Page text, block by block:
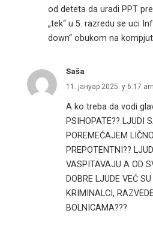
od deteta da uradi PPT
„tek“ u 5. razredu se uci
down“ obukom na
Saša
11. јануар 2025. у 6:17 am
A ko treba da vodi
PSIHOPATE?? LJUDI
POREMEĆAJEM
PREPOTENTNI??
VASPITAVAJU A OD
DOBRE LJUDE VEĆ
KRIMINALCI,
BOLNICAMA???